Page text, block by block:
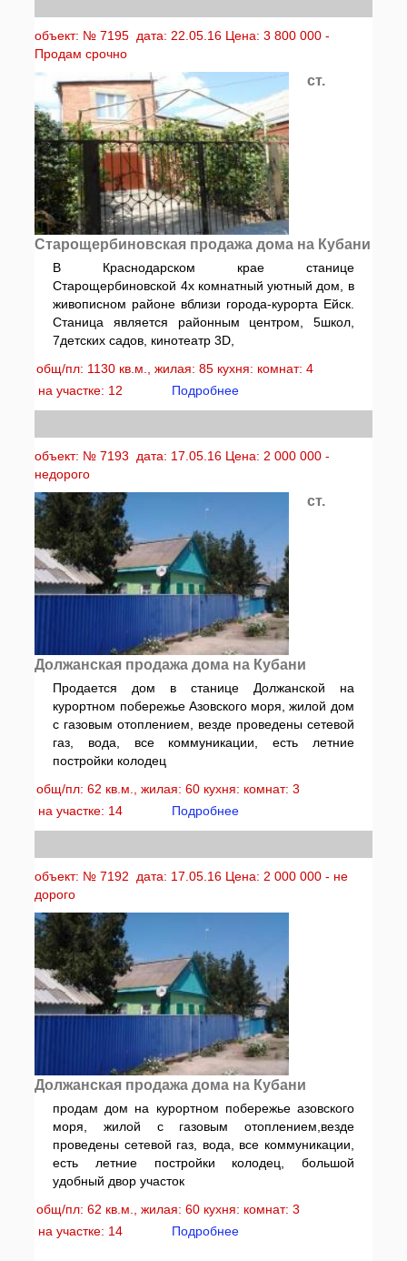
объект: № 7195 дата: 22.05.16 Цена: 3 800 000 -
Продам срочно
ст.
Старощербиновская продажа дома на Кубани
В Краснодарском крае станице
Старощербиновской 4х комнатный уютный дом, в
живописном районе вблизи города-курорта Ейск.
Станица является районным центром, 5школ,
7детских садов, кинотеатр 3D,
общ/пл: 1130 кв.м., жилая: 85 кухня: комнат: 4
на участке: 12
Подробнее
объект: № 7193 дата: 17.05.16 Цена: 2 000 000 -
недорого
ст.
Должанская продажа дома на Кубани
Продается дом в станице Должанской на
курортном побережье Азовского моря, жилой дом
с газовым отоплением, везде проведены сетевой
газ, вода, все коммуникации, есть летние
постройки колодец
общ/пл: 62 кв.м., жилая: 60 кухня: комнат: 3
на участке: 14
Подробнее
объект: № 7192 дата: 17.05.16 Цена: 2 000 000 - не
дорого
Должанская продажа дома на Кубани
продам дом на курортном побережье азовского
моря, жилой с газовым отоплением,везде
проведены сетевой газ, вода, все коммуникации,
есть летние постройки колодец, большой
удобный двор участок
общ/пл: 62 кв.м., жилая: 60 кухня: комнат: 3
на участке: 14
Подробнее